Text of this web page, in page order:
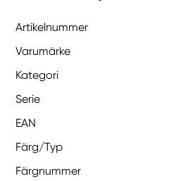
Artikelnummer
Varumärke
Kategori
Serie
EAN
Färg/Typ
Färgnummer